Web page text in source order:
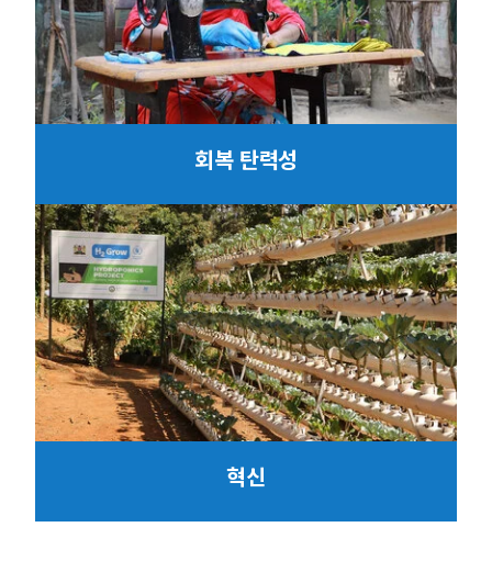
회복 탄력성
혁신